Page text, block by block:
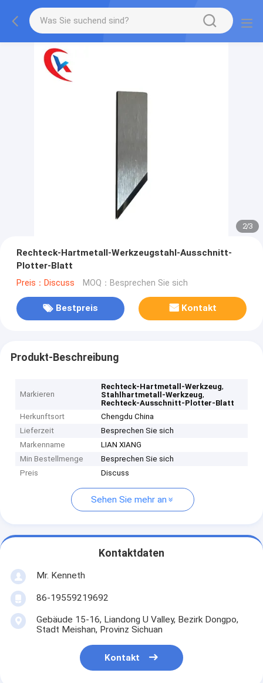
2/3
Rechteck-Hartmetall-Werkzeugstahl-Ausschnitt-
Plotter-Blatt
Preis：Discuss MOQ：Besprechen Sie sich
Bestpreis Kontakt
Produkt-Beschreibung
Markieren
Rechteck-Hartmetall-Werkzeug,
Stahlhartmetall-Werkzeug,
Rechteck-Ausschnitt-Plotter-Blatt
Herkunftsort
Chengdu China
Lieferzeit
Besprechen Sie sich
Markenname
LIAN XIANG
Min Bestellmenge
Besprechen Sie sich
Preis
Discuss
Sehen Sie mehr an
Kontaktdaten
Mr. Kenneth
86-19559219692
Gebäude 15-16, Liandong U Valley, Bezirk Dongpo,
Stadt Meishan, Provinz Sichuan
Kontakt